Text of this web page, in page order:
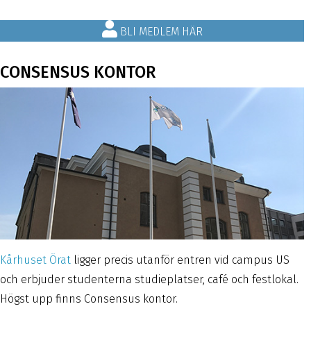
BLI MEDLEM HÄR
CONSENSUS KONTOR
Kårhuset Örat ligger precis utanför entren vid campus US
och erbjuder studenterna studieplatser, café och festlokal.
Högst upp finns Consensus kontor.